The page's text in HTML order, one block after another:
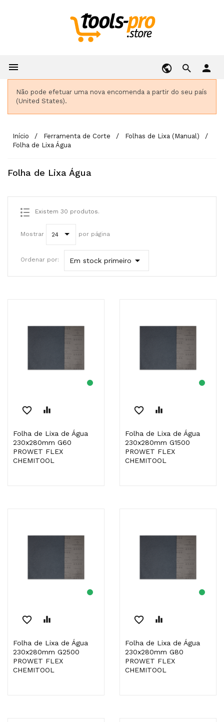
 person
Não pode efetuar uma nova encomenda a partir do seu país
(United States).
Início Ferramenta de Corte
Folhas de Lixa (Manual)
Folha de Lixa Água
Folha de Lixa Água
Existem 30 produtos.
Mostrar 24 por página
Ordenar por: Em stock primeiro 
favorite_border equalizer
Folha de Lixa de Água
230x280mm G60
PROWET FLEX
CHEMITOOL
favorite_border equalizer
Folha de Lixa de Água
230x280mm G1500
PROWET FLEX
CHEMITOOL
favorite_border equalizer
Folha de Lixa de Água
230x280mm G2500
PROWET FLEX
CHEMITOOL
favorite_border equalizer
Folha de Lixa de Água
230x280mm G80
PROWET FLEX
CHEMITOOL